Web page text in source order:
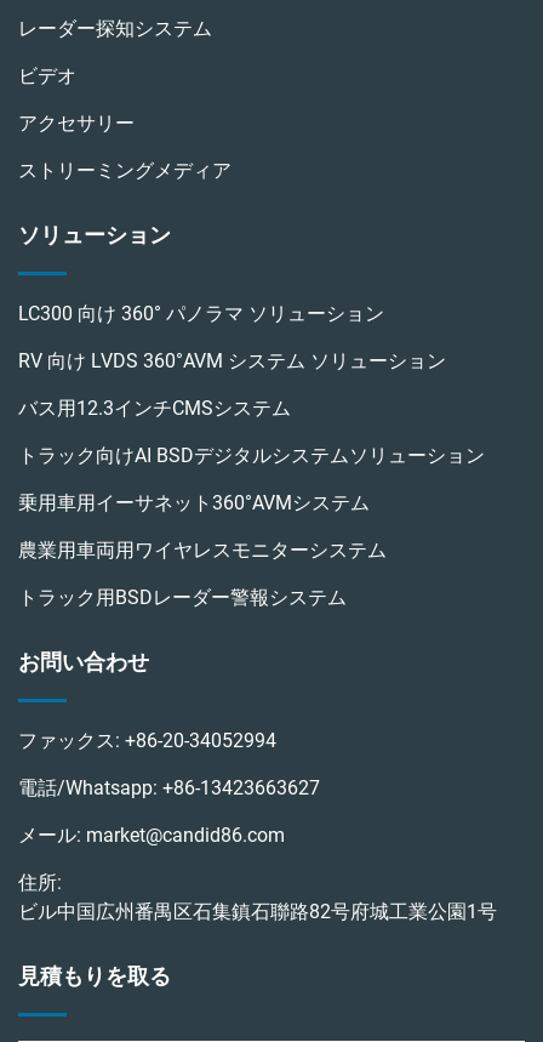
レーダー探知システム
ビデオ
アクセサリー
ストリーミングメディア
ソリューション
LC300 向け 360° パノラマ ソリューション
RV 向け LVDS 360°AVM システム ソリューション
バス用12.3インチCMSシステム
トラック向けAI BSDデジタルシステムソリューション
乗用車用イーサネット360°AVMシステム
農業用車両用ワイヤレスモニターシステム
トラック用BSDレーダー警報システム
お問い合わせ
ファックス: +86-20-34052994
電話/Whatsapp: +86-13423663627
メール: market@candid86.com
住所:
ビル中国広州番禺区石集鎮石聯路82号府城工業公園1号
見積もりを取る